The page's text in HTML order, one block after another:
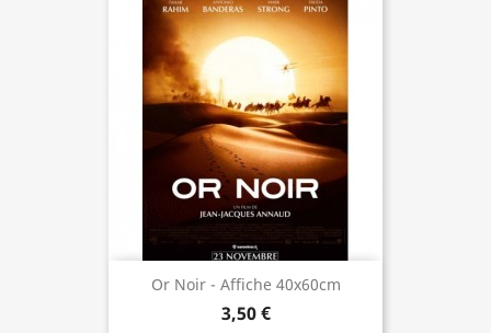
Or Noir - Affiche 40x60cm
3,50 €